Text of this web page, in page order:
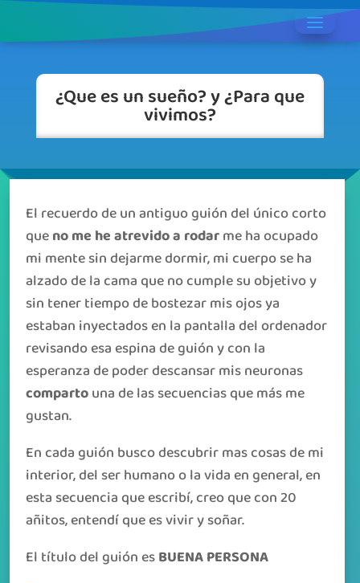
¿Que es un sueño? y ¿Para que
vivimos?
El recuerdo de un antiguo guión del único corto
queno me he atrevido a rodarme ha ocupado
mi mente sin dejarme dormir, mi cuerpo se ha
alzado de la cama que no cumple su objetivo y
sin tener tiempo de bostezar mis ojos ya
estaban inyectados en la pantalla del ordenador
revisando esa espina de guión y con la
esperanza de poder descansar mis neuronas
compartouna de las secuencias que más me
gustan.
En cada guión busco descubrir mas cosas de mi
interior, del ser humano o la vida en general, en
esta secuencia que escribí, creo que con 20
añitos, entendí que es vivir y soñar.
El título del guión esBUENA PERSONA